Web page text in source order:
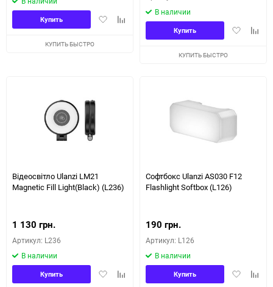
ДобавитьДобавить
сравнению
Купить
КУПИТЬ БЫСТРО
В наличии
Добавить
Купить
КУПИТЬ БЫСТРО
Відеосвітло Ulanzi LM21
Magnetic Fill Light(Black) (L236)
1 130 грн.
Артикул: L236
В наличии
ДобавитьДобавить
Купить
Софтбокс Ulanzi AS030 F12
Flashlight Softbox (L126)
190 грн.
Артикул: L126
В наличии
Добавить
Купить